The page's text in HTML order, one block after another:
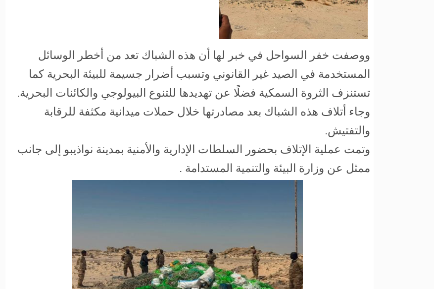
ووصفت خفر السواحل في خبر لها أن هذه الشباك تعد من أخطر الوسائل
المستخدمة في الصيد غير القانوني وتسبب أضرار جسيمة للبيئة البحرية كما
تستنزف الثروة السمكية فضلًا عن تهديدها للتنوع البيولوجي والكائنات البحرية.
وجاء أتلاف هذه الشباك بعد مصادرتها خلال حملات ميدانية مكثفة للرقابة
والتفتيش.
وتمت عملية الإتلاف بحضور السلطات الإدارية والأمنية بمدينة نواذيبو إلى جانب
ممثل عن وزارة البيئة والتنمية المستدامة .